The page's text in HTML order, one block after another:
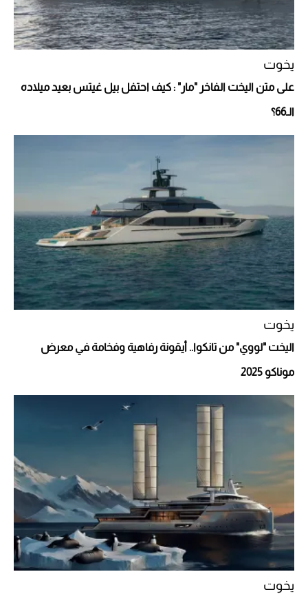
Aston Martin Valiant: على هوى الأبطال
أفضل تدريج للشعر الطويل لإطلالة جريئة وعصرية
أحذية Mary Jane: ترف وأناقة للرجال
يخوت
على متن اليخت الفاخر "مار" : كيف احتفل بيل غيتس بعيد ميلاده
الـ66؟
يخوت
اليخت "لووي" من تانكوا.. أيقونة رفاهية وفخامة في معرض
موناكو 2025
يخوت